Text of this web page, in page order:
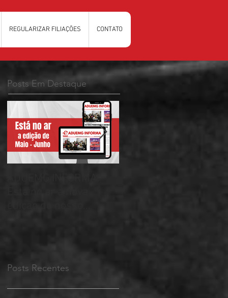
REGULARIZAR FILIAÇÕES CONTATO
Posts Em Destaque
Posts Recentes